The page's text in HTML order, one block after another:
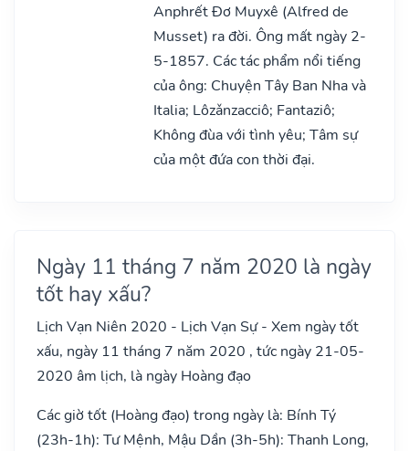
Anphrết Đơ Muyxê (Alfred de
Musset) ra đời. Ông mất ngày 2-
5-1857. Các tác phẩm nổi tiếng
của ông: Chuyện Tây Ban Nha và
Italia; Lôzǎnzacciô; Fantaziô;
Không đùa với tình yêu; Tâm sự
của một đứa con thời đại.
Ngày 11 tháng 7 năm 2020 là ngày
tốt hay xấu?
Lịch Vạn Niên 2020 - Lịch Vạn Sự - Xem ngày tốt
xấu, ngày 11 tháng 7 năm 2020 , tức ngày 21-05-
2020 âm lịch, là ngày Hoàng đạo
Các giờ tốt (Hoàng đạo) trong ngày là: Bính Tý
(23h-1h): Tư Mệnh, Mậu Dần (3h-5h): Thanh Long,